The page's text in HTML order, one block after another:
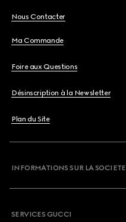
Nous Contacter
Ma Commande
Foire aux Questions
Désinscription à la Newsletter
Plan du Site
INFORMATIONS SUR LA SOCIETE
SERVICES GUCCI